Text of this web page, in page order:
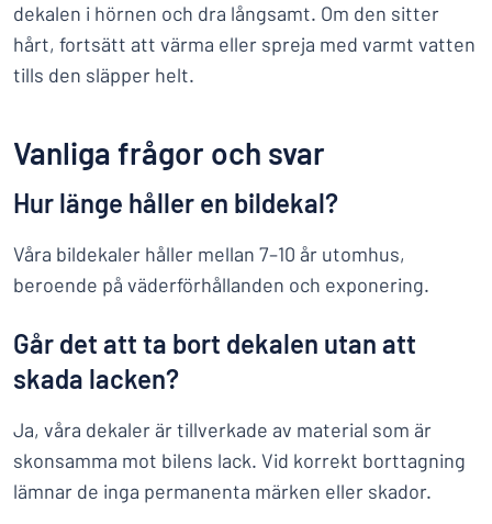
dekalen i hörnen och dra långsamt. Om den sitter
hårt, fortsätt att värma eller spreja med varmt vatten
tills den släpper helt.
Vanliga frågor och svar
Hur länge håller en bildekal?
Våra bildekaler håller mellan 7–10 år utomhus,
beroende på väderförhållanden och exponering.
Går det att ta bort dekalen utan att
skada lacken?
Ja, våra dekaler är tillverkade av material som är
skonsamma mot bilens lack. Vid korrekt borttagning
lämnar de inga permanenta märken eller skador.